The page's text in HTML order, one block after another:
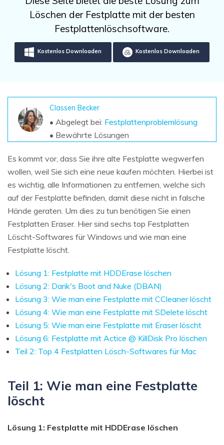
Unbegrenzte Daten vom Mac-System
wiederherstellen
Kostenlos Testen
Verlorene/gel?schte Daten kostenlos
wiederherstellen
Kostenlos Testen
Weitere Produkte
Repairit - Datenreparatur
UBackit - Datensicherung
Datenverlust-Szenarien
ALLE FUNKTIONEN ENTDECKEN
Sign In
search
Löschen der Festplatte mit der besten
Festplattenlöschsoftware.
Kostenlos Downloaden Kostenlos Downloaden
Classen Becker
• Abgelegt bei: Festplattenproblemlösung
• Bewährte Lösungen
Es kommt vor, dass Sie ihre alte Festplatte wegwerfen
wollen, weil Sie sich eine neue kaufen möchten. Hierbei ist
es wichtig, alle Informationen zu entfernen, welche sich
auf der Festplatte befinden, damit diese nicht in falsche
Hände geraten. Um dies zu tun benötigen Sie einen
Festplatten Eraser. Hier sind sechs top Festplatten
Löscht-Softwares für Windows und wie man eine
Festplatte löscht.
Lösung 1: Festplatte mit HDDErase löschen
Lösung 2: Darik's Boot and Nuke (DBAN)
Lösung 3: Wie man eine Festplatte mit CCleaner löscht
Lösung 4: Wie man eine Festplatte mit SDelete löscht
Lösung 5: Wie man eine Festplatte mit Eraser löscht
Lösung 6: Festplatte mit Actice @ KillDisk Pro löschen
Teil 2: Top 4 Festplatten Lösch-Softwares für Mac
Teil 1: Wie man eine Festplatte
löscht
Lösung 1: Festplatte mit HDDErase löschen